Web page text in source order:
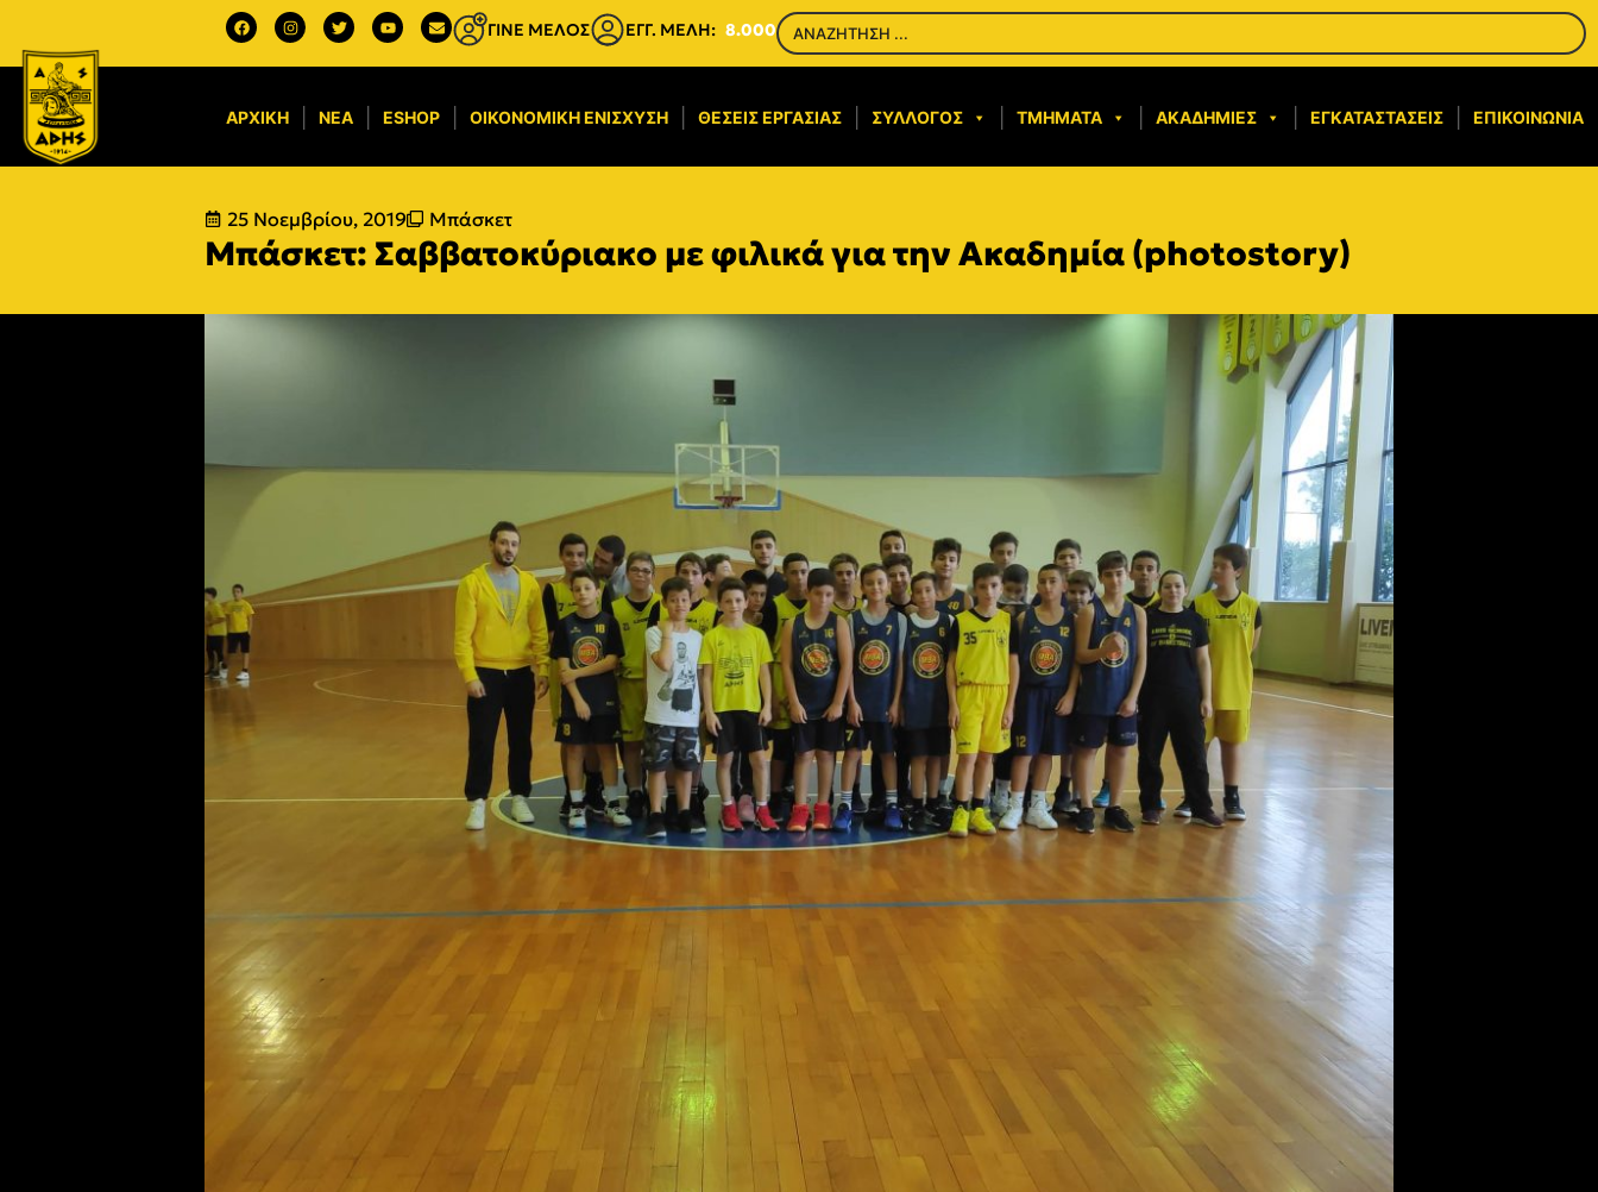
ΓΙΝΕ ΜΕΛΟΣ ΕΓΓ. ΜΕΛΗ: 8.000
ΑΡΧΙΚΉ ΝΈΑ ESHOP ΟΙΚΟΝΟΜΙΚΉ ΕΝΊΣΧΥΣΗ​ ΘΈΣΕΙΣ ΕΡΓΑΣΊΑΣ ΣΎΛΛΟΓΟΣ ΤΜΉΜΑΤΑ ΑΚΑΔΗΜΊΕΣ ΕΓΚΑΤΑΣΤΆΣΕΙΣ ΕΠΙΚΟΙΝΩΝΊΑ
25 Νοεμβρίου, 2019 Μπάσκετ
Μπάσκετ: Σαββατοκύριακο με φιλικά για την Ακαδημία (photostory)